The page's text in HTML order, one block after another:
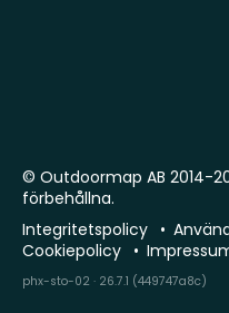
© Outdoormap AB 2014-
förbehållna.
Integritetspolicy
Cookiepolicy
phx-sto-02 · 26.7.1 (449747a8c)